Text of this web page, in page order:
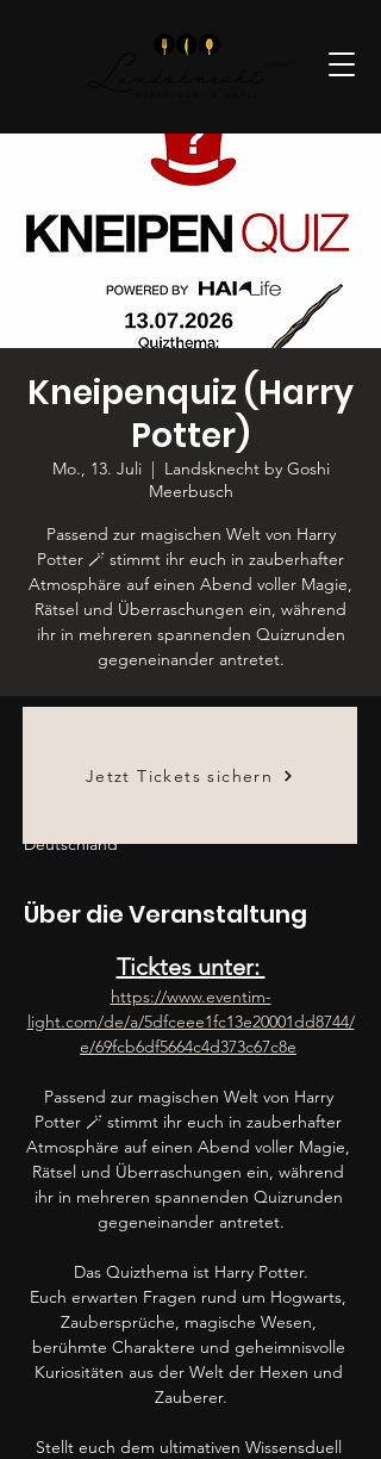
Kneipenquiz (Harry
Potter)
Mo., 13. Juli
  |
Landsknecht by Goshi
Meerbusch
Passend zur magischen Welt von Harry
Potter 🪄 stimmt ihr euch in zauberhafter
Atmosphäre auf einen Abend voller Magie,
Rätsel und Überraschungen ein, während
ihr in mehreren spannenden Quizrunden
gegeneinander antretet.
13. Juli 2026, 19:00 – 23:00
Deutschland
Über die Veranstaltung
Ticktes unter:
https://www.eventim-
light.com/de/a/5dfceee1fc13e20001dd8744/
e/69fcb6df5664c4d373c67c8e
Passend zur magischen Welt von Harry
Potter 🪄 stimmt ihr euch in zauberhafter
Atmosphäre auf einen Abend voller Magie,
Rätsel und Überraschungen ein, während
ihr in mehreren spannenden Quizrunden
gegeneinander antretet.
Das Quizthema ist Harry Potter.
Euch erwarten Fragen rund um Hogwarts,
Zaubersprüche, magische Wesen,
berühmte Charaktere und geheimnisvolle
Kuriositäten aus der Welt der Hexen und
Zauberer.
Stellt euch dem ultimativen Wissensduell
Jetzt Tickets sichern